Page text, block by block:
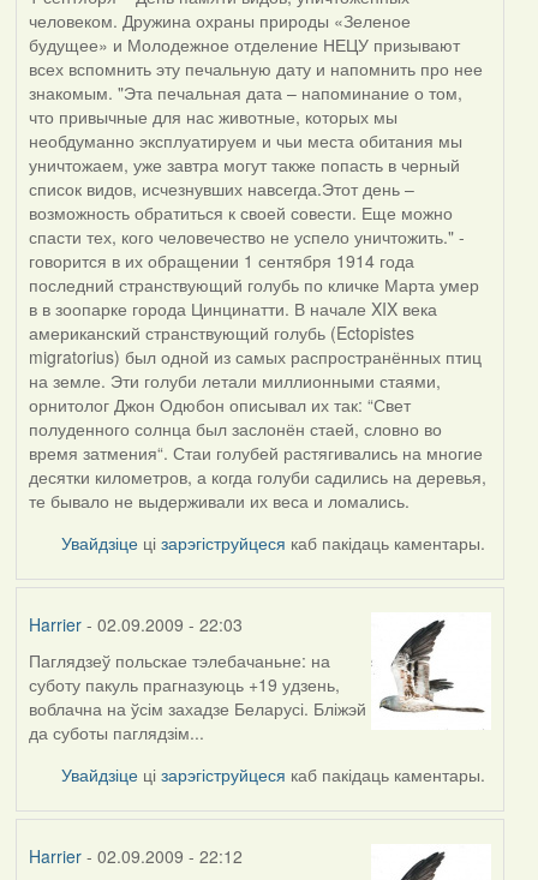
человеком. Дружина охраны природы «Зеленое
будущее» и Молодежное отделение НЕЦУ призывают
всех вспомнить эту печальную дату и напомнить про нее
знакомым. "Эта печальная дата – напоминание о том,
что привычные для нас животные, которых мы
необдуманно эксплуатируем и чьи места обитания мы
уничтожаем, уже завтра могут также попасть в черный
список видов, исчезнувших навсегда.Этот день –
возможность обратиться к своей совести. Еще можно
спасти тех, кого человечество не успело уничтожить." -
говорится в их обращении 1 сентября 1914 года
последний странствующий голубь по кличке Марта умер
в в зоопарке города Цинцинатти. В начале XIX века
американский странствующий голубь (Ectopistes
migratorius) был одной из самых распространённых птиц
на земле. Эти голуби летали миллионными стаями,
орнитолог Джон Одюбон описывал их так: “Свет
полуденного солнца был заслонён стаей, словно во
время затмения“. Стаи голубей растягивались на многие
десятки километров, а когда голуби садились на деревья,
те бывало не выдерживали их веса и ломались.
Увайдзіце цізарэгіструйцеся каб пакідаць каментары.
Harrier- 02.09.2009 - 22:03
In
reply
to
by
Паглядзеў польскае тэлебачаньне: на
суботу пакуль прагназуюць +19 удзень,
воблачна на ўсім захадзе Беларусі. Бліжэй
да суботы паглядзім...
Увайдзіце цізарэгіструйцеся каб пакідаць каментары.
Harrier- 02.09.2009 - 22:12